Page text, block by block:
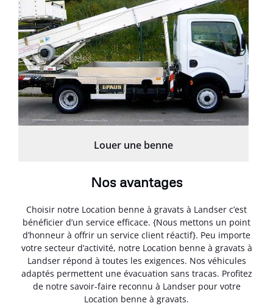
Louer une benne
Nos avantages
Choisir notre Location benne à gravats à Landser c’est
bénéficier d’un service efficace. {Nous mettons un point
d’honneur à offrir un service client réactif}. Peu importe
votre secteur d’activité, notre Location benne à gravats à
Landser répond à toutes les exigences. Nos véhicules
adaptés permettent une évacuation sans tracas. Profitez
de notre savoir-faire reconnu à Landser pour votre
Location benne à gravats.